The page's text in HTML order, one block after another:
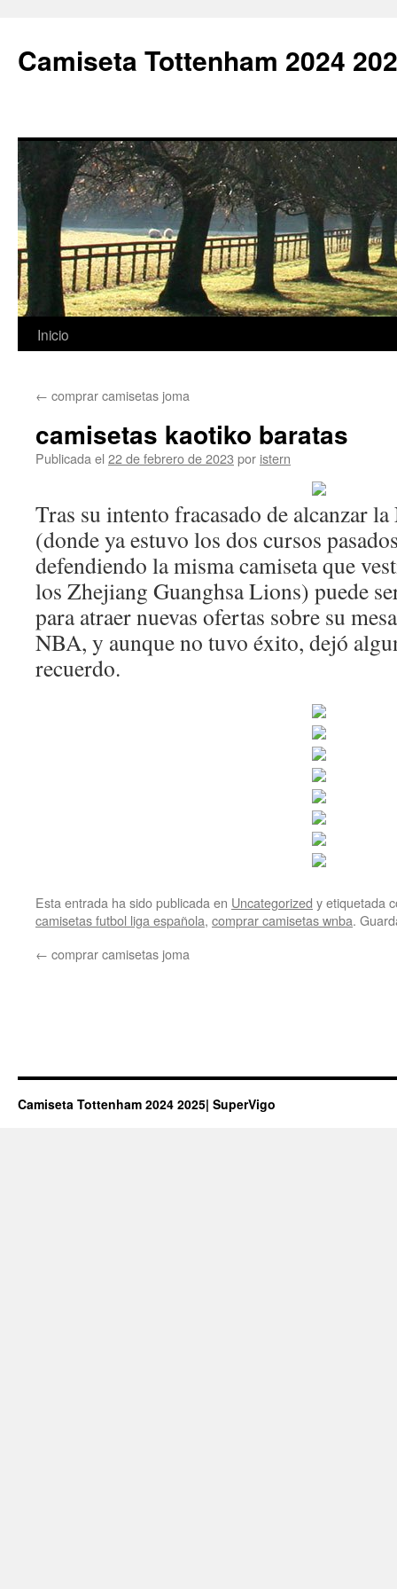
Camiseta Tottenham 2024
Saltar
contenido
Inicio
← comprar camisetas joma
camisetas kaotiko baratas
Publicada el 22 de febrero de 2023 por istern
Tras su intento fracasado de alcanzar
(donde ya estuvo los dos cursos
defendiendo la misma camiseta que
los Zhejiang Guanghsa Lions) puede
para atraer nuevas ofertas sobre su
NBA, y aunque no tuvo éxito, dejó
recuerdo.
Esta entrada ha sido publicada en Uncategorized y etiquetada
camisetas futbol liga española, comprar camisetas wnba.
← comprar camisetas joma
Camiseta Tottenham 2024 2025| SuperVigo